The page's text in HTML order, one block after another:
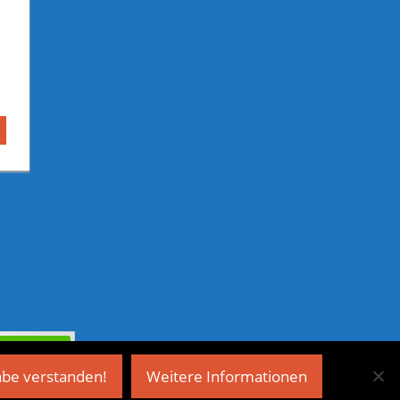
verstanden! Weitere Informationen